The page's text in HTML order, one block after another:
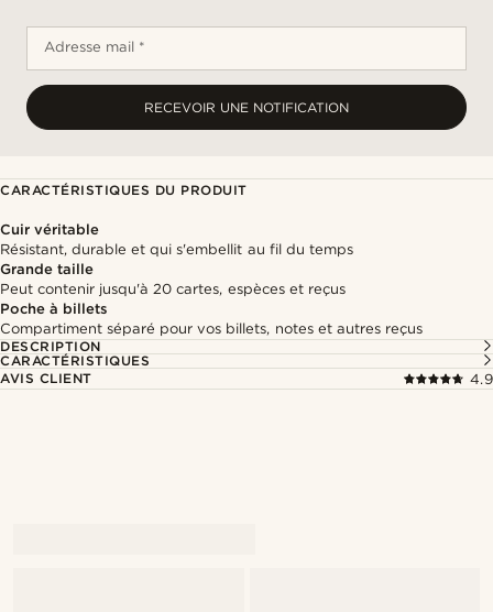
Adresse mail *
RECEVOIR UNE NOTIFICATION
CARACTÉRISTIQUES DU PRODUIT
Cuir véritable
Résistant, durable et qui s'embellit au fil du temps
Grande taille
Peut contenir jusqu'à 20 cartes, espèces et reçus
Poche à billets
Compartiment séparé pour vos billets, notes et autres reçus
DESCRIPTION
CARACTÉRISTIQUES
AVIS CLIENT
4.9